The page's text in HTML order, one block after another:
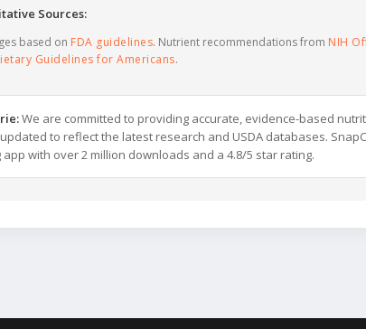
Sources:
based on FDA guidelines. Nutrient recommendations from NIH
Guidelines for Americans.
We are committed to providing accurate, evidence-based
to reflect the latest research and USDA databases.
with over 2 million downloads and a 4.8/5 star rating.